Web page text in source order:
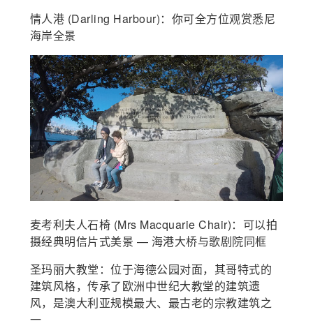
情人港 (Darling Harbour)：你可全方位观赏悉尼
海岸全景
麦考利夫人石椅 (Mrs Macquarie Chair)：可以拍
摄经典明信片式美景 — 海港大桥与歌剧院同框
圣玛丽大教堂：位于海德公园对面，其哥特式的
建筑风格，传承了欧洲中世纪大教堂的建筑遗
风，是澳大利亚规模最大、最古老的宗教建筑之
一